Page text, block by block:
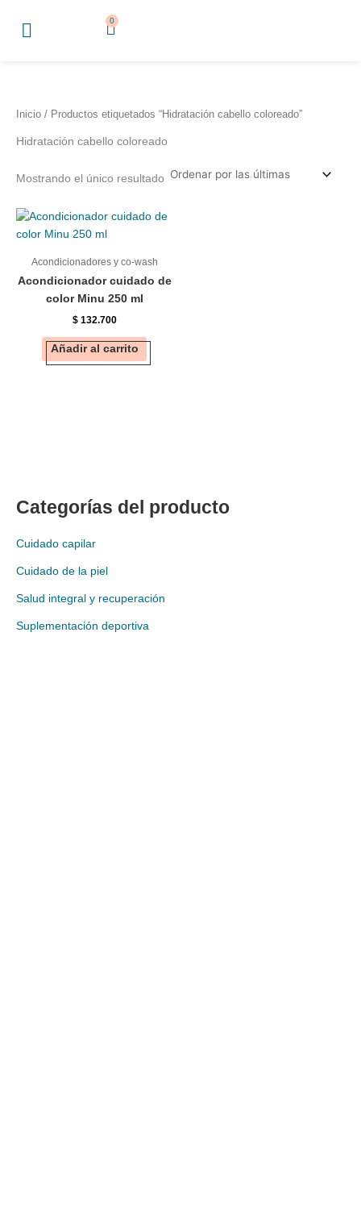
0
Cart
Categorías del producto
Cuidado capilar
Cuidado de la piel
Salud integral y recuperación
Suplementación deportiva
Inicio / Productos etiquetados “Hidratación cabello coloreado”
Hidratación cabello coloreado
Mostrando el único resultado
Acondicionadores y co-wash
Acondicionador cuidado de
color Minu 250 ml
$132.700
Añadir al carrito